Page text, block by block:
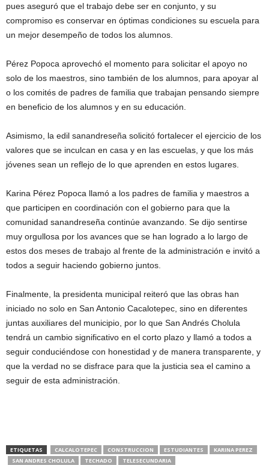
pues aseguró que el trabajo debe ser en conjunto, y su
compromiso es conservar en óptimas condiciones su escuela para
un mejor desempeño de todos los alumnos.
Pérez Popoca aprovechó el momento para solicitar el apoyo no
solo de los maestros, sino también de los alumnos, para apoyar al
o los comités de padres de familia que trabajan pensando siempre
en beneficio de los alumnos y en su educación.
Asimismo, la edil sanandreseña solicitó fortalecer el ejercicio de los
valores que se inculcan en casa y en las escuelas, y que los más
jóvenes sean un reflejo de lo que aprenden en estos lugares.
Karina Pérez Popoca llamó a los padres de familia y maestros a
que participen en coordinación con el gobierno para que la
comunidad sanandreseña continúe avanzando. Se dijo sentirse
muy orgullosa por los avances que se han logrado a lo largo de
estos dos meses de trabajo al frente de la administración e invitó a
todos a seguir haciendo gobierno juntos.
Finalmente, la presidenta municipal reiteró que las obras han
iniciado no solo en San Antonio Cacalotepec, sino en diferentes
juntas auxiliares del municipio, por lo que San Andrés Cholula
tendrá un cambio significativo en el corto plazo y llamó a todos a
seguir conduciéndose con honestidad y de manera transparente, y
que la verdad no se disfrace para que la justicia sea el camino a
seguir de esta administración.
ETIQUETAS CALCALOTEPEC CONSTRUCCION ESTUDIANTES
KARINA PEREZ
SAN ANDRES CHOLULA
TECHADO TELESECUNDARIA